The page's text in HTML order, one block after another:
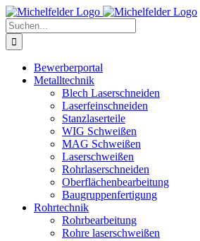
Zum
Inhalt
springen
Suche
nach:
Bewerberportal
Metalltechnik
Blech Laserschneiden
Laserfeinschneiden
Stanzlaserteile
WIG Schweißen
MAG Schweißen
Laserschweißen
Rohrlaserschneiden
Oberflächenbearbeitung
Baugruppenfertigung
Rohrtechnik
Rohrbearbeitung
Rohre laserschweißen